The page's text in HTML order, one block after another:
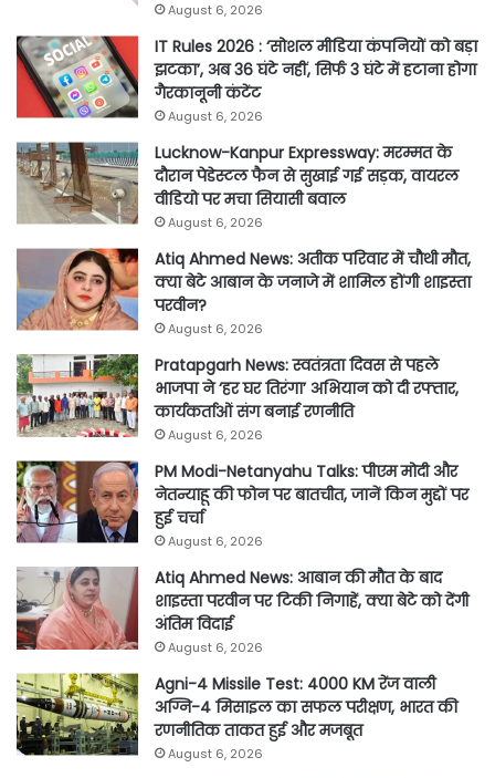
August 6, 2026
IT Rules 2026 : ‘सोशल मीडिया कंपनियों को बड़ा
झटका’, अब 36 घंटे नहीं, सिर्फ 3 घंटे में हटाना होगा
गैरकानूनी कंटेंट
August 6, 2026
Lucknow-Kanpur Expressway: मरम्मत के
दौरान पेडेस्टल फैन से सुखाई गई सड़क, वायरल
वीडियो पर मचा सियासी बवाल
August 6, 2026
Atiq Ahmed News: अतीक परिवार में चौथी मौत,
क्या बेटे आबान के जनाजे में शामिल होंगी शाइस्ता
परवीन?
August 6, 2026
Pratapgarh News: स्वतंत्रता दिवस से पहले
भाजपा ने ‘हर घर तिरंगा’ अभियान को दी रफ्तार,
कार्यकर्ताओं संग बनाई रणनीति
August 6, 2026
PM Modi-Netanyahu Talks: पीएम मोदी और
नेतन्याहू की फोन पर बातचीत, जानें किन मुद्दों पर
हुई चर्चा
August 6, 2026
Atiq Ahmed News: आबान की मौत के बाद
शाइस्ता परवीन पर टिकी निगाहें, क्या बेटे को देंगी
अंतिम विदाई
August 6, 2026
Agni-4 Missile Test: 4000 KM रेंज वाली
अग्नि-4 मिसाइल का सफल परीक्षण, भारत की
रणनीतिक ताकत हुई और मजबूत
August 6, 2026